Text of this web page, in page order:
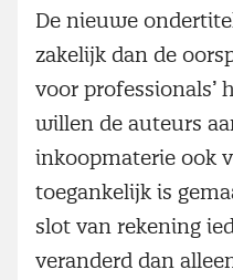
De nieuwe
zakelijk dan de
voor professionals’
willen de auteurs
inkoopmaterie ook
toegankelijk is
slot van rekening
veranderd dan